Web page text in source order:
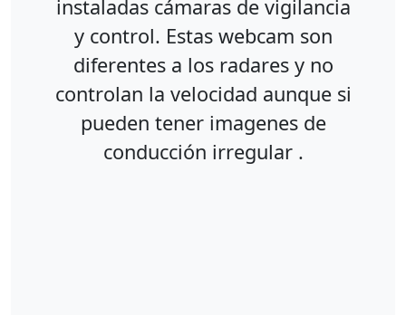
instaladas cámaras de vigilancia
y control. Estas webcam son
diferentes a los radares y no
controlan la velocidad aunque si
pueden tener imagenes de
conducción irregular .